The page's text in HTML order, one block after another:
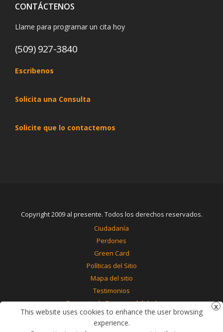
CONTÁCTENOS
Llame para programar un cita hoy
(509) 927-3840
Escribenos
Solicita una Consulta
Solicite que lo contactemos
Copyright 2009 al presente. Todos los derechos reservados.
Ciudadanía
Perdones
Green Card
Políticas del Sitio
Mapa del sitio
Testimonios
Renuncia de Responsabilidad
Contáctenos
This website uses cookies to enhance the user browsing
experience.